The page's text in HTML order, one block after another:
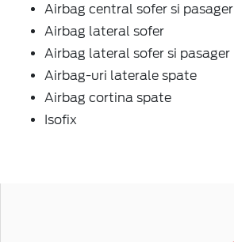
Airbag central sofer si pasager
Airbag lateral sofer
Airbag lateral sofer si pasager
Airbag-uri laterale spate
Airbag cortina spate
Isofix